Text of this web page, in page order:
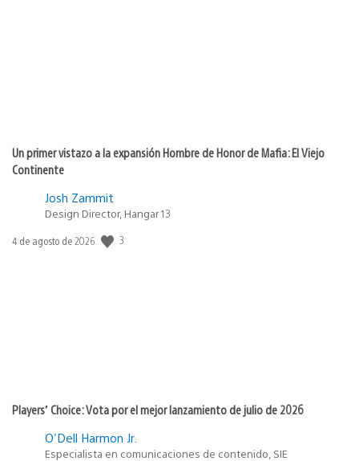
Un primer vistazo a la expansión Hombre de Honor de Mafia: El Viejo
Continente
Josh Zammit
Design Director, Hangar 13
Fecha
4 de agosto de 2026 3
Players’ Choice: Vota por el mejor lanzamiento de julio de 2026
O'Dell Harmon Jr.
Especialista en comunicaciones de contenido, SIE